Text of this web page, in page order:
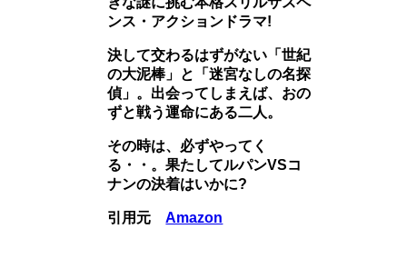
ンス・アクションドラマ!
決して交わるはずがない「世紀
の大泥棒」と「迷宮なしの名探
偵」。出会ってしまえば、おの
ずと戦う運命にある二人。
その時は、必ずやってく
る・・。果たしてルパンVSコ
ナンの決着はいかに?
引用元Amazon